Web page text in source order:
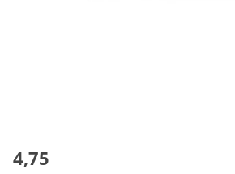
4,75